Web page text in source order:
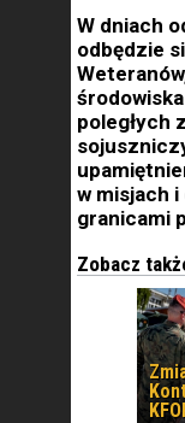
W dniach
odbędzie
poległych
w misjach
granicami
Zobacz